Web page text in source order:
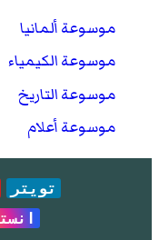
people/1527568
— باسم: F. A. Winsor — تاريخ الاطلاع: 9 أكتوبر 2017
موسوعة ألمانيا
موسوعة الكيمياء
موسوعة التاريخ
موسوعة أعلام
تويتر